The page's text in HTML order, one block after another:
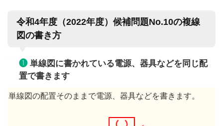
令和4年度（2022年度）候補問題No.10の複線
図の書き方
❶単線図に書かれている電源、器具などを同じ配
置で書きます
単線図の配置そのままで電源、器具などを書きます。